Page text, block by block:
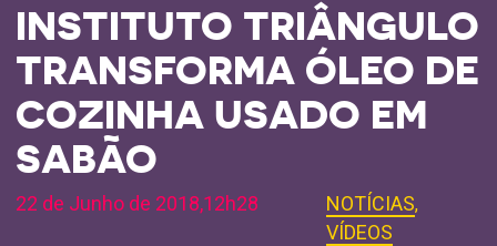
INSTITUTO TRIÂNGULO
TRANSFORMA ÓLEO DE
COZINHA USADO EM
SABÃO
22 de Junho de 2018,12h28 NOTÍCIAS,
VÍDEOS